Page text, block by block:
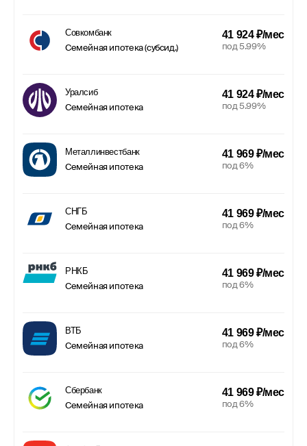
Совкомбанк
Семейная ипотека (субсид.)
41 924 ₽/мес
под 5.99%
Уралсиб
Семейная ипотека
41 924 ₽/мес
под 5.99%
Металлинвестбанк
Семейная ипотека
41 969 ₽/мес
под 6%
СНГБ
Семейная ипотека
41 969 ₽/мес
под 6%
РНКБ
Семейная ипотека
41 969 ₽/мес
под 6%
ВТБ
Семейная ипотека
41 969 ₽/мес
под 6%
Сбербанк
Семейная ипотека
41 969 ₽/мес
под 6%